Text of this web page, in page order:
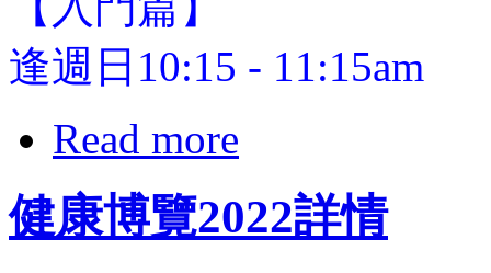
逢週日10:15 - 11:15am
Read more
健康博覽2022詳情